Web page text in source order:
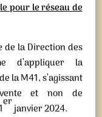
pour le réseau de
de la Direction des
d’appliquer la
la M41, s’agissant
et non de
erjanvier 2024.